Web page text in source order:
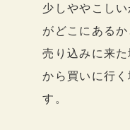
少しややこし
がどこにある
売り込みに来
から買いに行
す。